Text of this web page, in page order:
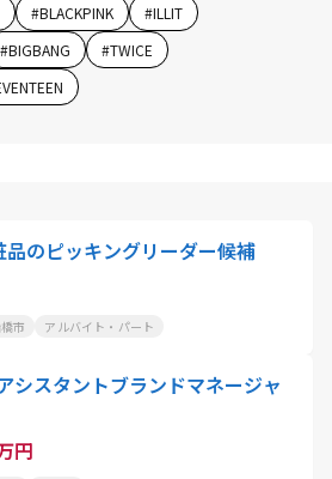
#BLACKPINK #ILLIT
#BIGBANG #TWICE
品のピッキングリーダー候補
市 アルバイト・パート
シスタントブランドマネージャ
円